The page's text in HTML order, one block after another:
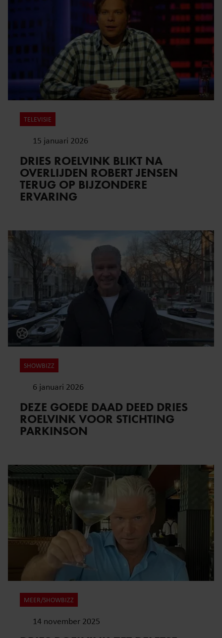
TELEVISIE
15 januari 2026
DRIES ROELVINK BLIKT NA
OVERLIJDEN ROBERT JENSEN
TERUG OP BIJZONDERE
ERVARING
SHOWBIZZ
6 januari 2026
DEZE GOEDE DAAD DEED DRIES
ROELVINK VOOR STICHTING
PARKINSON
MEER/SHOWBIZZ
14 november 2025